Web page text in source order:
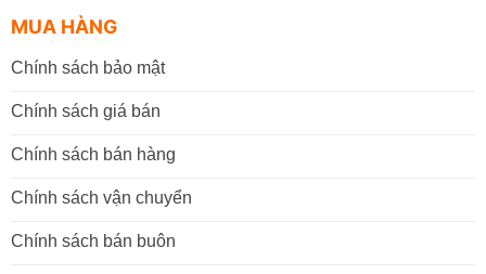
MUA HÀNG
Chính sách bảo mật
Chính sách giá bán
Chính sách bán hàng
Chính sách vận chuyển
Chính sách bán buôn